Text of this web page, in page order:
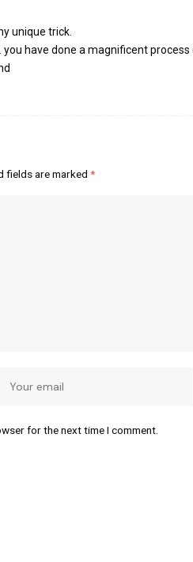
unique trick.
have done a magnificent
fields are marked *
for the next time I comment.